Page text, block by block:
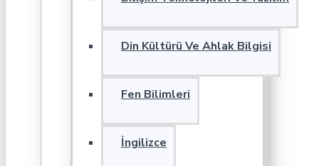
Din Kültürü Ve Ahlak Bilgisi
Fen Bilimleri
İngilizce